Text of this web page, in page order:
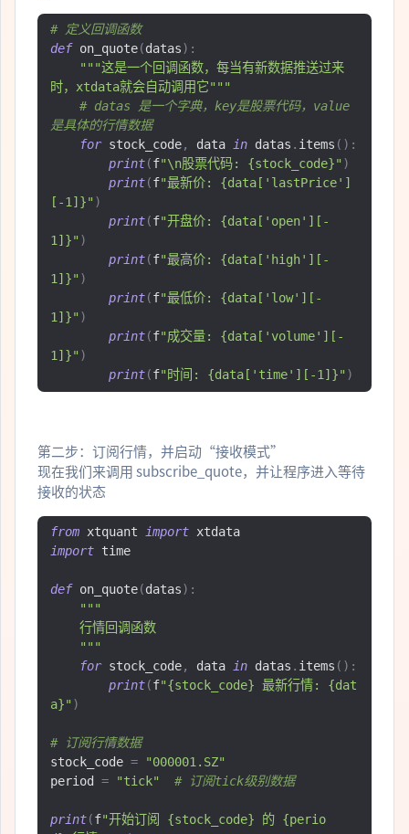
# 定义回调函数
def on_quote(datas):
"""这是一个回调函数，每当有新数据推送过来
时，xtdata就会自动调用它"""
# datas 是一个字典，key是股票代码，value
是具体的行情数据
for stock_code, data in datas . items ():
print(f"\n股票代码: {stock_code}" )
print(f"最新价: {data['lastPrice']
[-1]}" )
print(f"开盘价: {data['open'][-
1]}" )
print(f"最高价: {data['high'][-
1]}" )
print(f"最低价: {data['low'][-
1]}" )
print(f"成交量: {data['volume'][-
1]}" )
print(f"时间: {data['time'][-1]}" )
第二步：订阅行情，并启动“接收模式”
现在我们来调用 subscribe_quote，并让程序进入等待
接收的状态
from xtquant import
import time
def on_quote(datas):
"""
行情回调函数
"""
for stock_code, data in datas . items ():
print(f"{stock_code} 最新行情: {dat
a}" )
# 订阅行情数据
stock_code =
"000001.SZ"
period = "tick" # 订阅tick级别数据
print(f"开始订阅 {stock_code} 的 {perio